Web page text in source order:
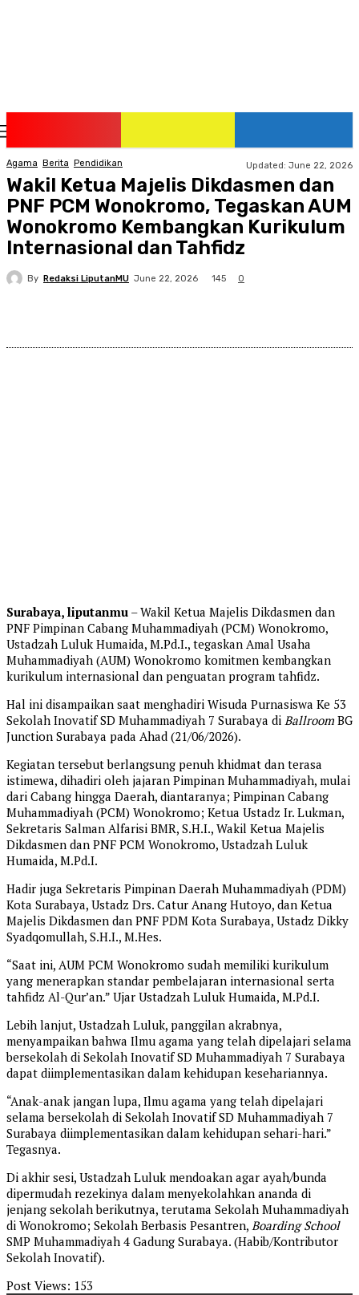
Agama Berita Pendidikan Updated: June 22, 2026
Wakil Ketua Majelis Dikdasmen dan
PNF PCM Wonokromo, Tegaskan AUM
Wonokromo Kembangkan Kurikulum
Internasional dan Tahfidz
By Redaksi LiputanMU June 22, 2026 145 0
Surabaya, liputanmu – Wakil Ketua Majelis Dikdasmen dan
PNF Pimpinan Cabang Muhammadiyah (PCM) Wonokromo,
Ustadzah Luluk Humaida, M.Pd.I., tegaskan Amal Usaha
Muhammadiyah (AUM) Wonokromo komitmen kembangkan
kurikulum internasional dan penguatan program tahfidz.
Hal ini disampaikan saat menghadiri Wisuda Purnasiswa Ke 53
Sekolah Inovatif SD Muhammadiyah 7 Surabaya di Ballroom BG
Junction Surabaya pada Ahad (21/06/2026).
Kegiatan tersebut berlangsung penuh khidmat dan terasa
istimewa, dihadiri oleh jajaran Pimpinan Muhammadiyah, mulai
dari Cabang hingga Daerah, diantaranya; Pimpinan Cabang
Muhammadiyah (PCM) Wonokromo; Ketua Ustadz Ir. Lukman,
Sekretaris Salman Alfarisi BMR, S.H.I., Wakil Ketua Majelis
Dikdasmen dan PNF PCM Wonokromo, Ustadzah Luluk
Humaida, M.Pd.I.
Hadir juga Sekretaris Pimpinan Daerah Muhammadiyah (PDM)
Kota Surabaya, Ustadz Drs. Catur Anang Hutoyo, dan Ketua
Majelis Dikdasmen dan PNF PDM Kota Surabaya, Ustadz Dikky
Syadqomullah, S.H.I., M.Hes.
“Saat ini, AUM PCM Wonokromo sudah memiliki kurikulum
yang menerapkan standar pembelajaran internasional serta
tahfidz Al-Qur’an.” Ujar Ustadzah Luluk Humaida, M.Pd.I.
Lebih lanjut, Ustadzah Luluk, panggilan akrabnya,
menyampaikan bahwa Ilmu agama yang telah dipelajari selama
bersekolah di Sekolah Inovatif SD Muhammadiyah 7 Surabaya
dapat diimplementasikan dalam kehidupan kesehariannya.
“Anak-anak jangan lupa, Ilmu agama yang telah dipelajari
selama bersekolah di Sekolah Inovatif SD Muhammadiyah 7
Surabaya diimplementasikan dalam kehidupan sehari-hari.”
Tegasnya.
Di akhir sesi, Ustadzah Luluk mendoakan agar ayah/bunda
dipermudah rezekinya dalam menyekolahkan ananda di
jenjang sekolah berikutnya, terutama Sekolah Muhammadiyah
di Wonokromo; Sekolah Berbasis Pesantren, Boarding School
SMP Muhammadiyah 4 Gadung Surabaya. (Habib/Kontributor
Sekolah Inovatif).
Post Views: 153